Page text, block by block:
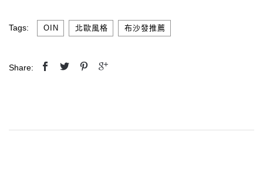
Tags: OIN 北歐風格 布沙發推薦
Share: